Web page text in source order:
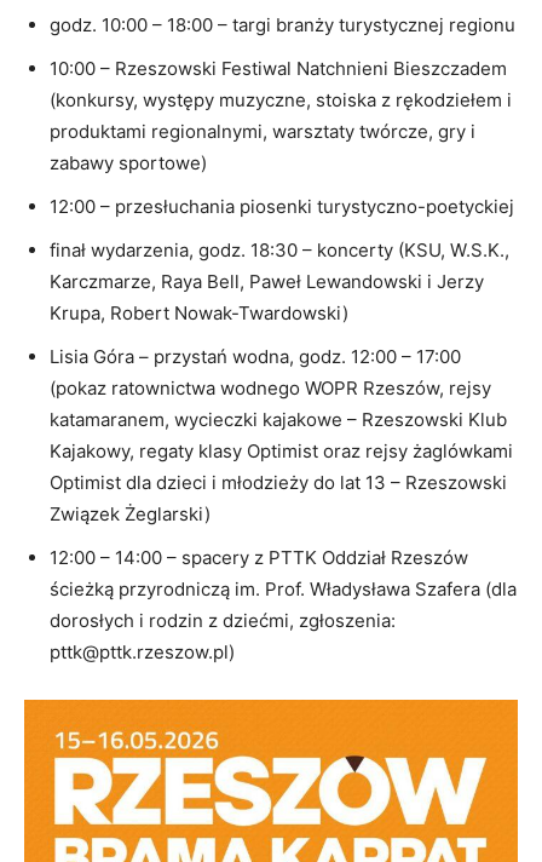
godz. 10:00 – 18:00 – targi branży turystycznej regionu
10:00 – Rzeszowski Festiwal Natchnieni Bieszczadem
(konkursy, występy muzyczne, stoiska z rękodziełem i
produktami regionalnymi, warsztaty twórcze, gry i
zabawy sportowe)
12:00 – przesłuchania piosenki turystyczno-poetyckiej
finał wydarzenia, godz. 18:30 – koncerty (KSU, W.S.K.,
Karczmarze, Raya Bell, Paweł Lewandowski i Jerzy
Krupa, Robert Nowak-Twardowski)
Lisia Góra – przystań wodna, godz. 12:00 – 17:00
(pokaz ratownictwa wodnego WOPR Rzeszów, rejsy
katamaranem, wycieczki kajakowe – Rzeszowski Klub
Kajakowy, regaty klasy Optimist oraz rejsy żaglówkami
Optimist dla dzieci i młodzieży do lat 13 – Rzeszowski
Związek Żeglarski)
12:00 – 14:00 – spacery z PTTK Oddział Rzeszów
ścieżką przyrodniczą im. Prof. Władysława Szafera (dla
dorosłych i rodzin z dziećmi, zgłoszenia:
pttk@pttk.rzeszow.pl)